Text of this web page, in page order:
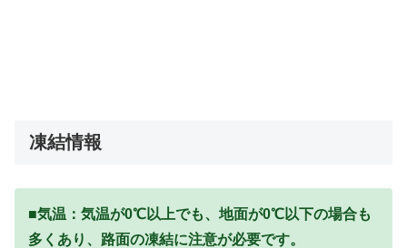
凍結情報
■気温：気温が0℃以上でも、地面が0℃以下の場合も
多くあり、路面の凍結に注意が必要です。